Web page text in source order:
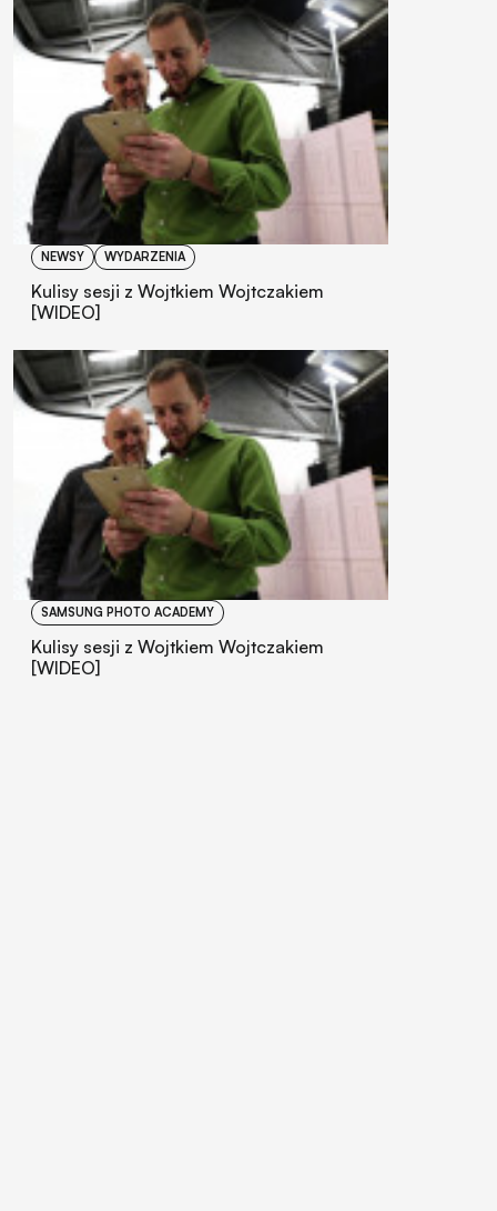
NEWSY WYDARZENIA
Kulisy sesji z Wojtkiem Wojtczakiem
[WIDEO]
SAMSUNG PHOTO ACADEMY
Kulisy sesji z Wojtkiem Wojtczakiem
[WIDEO]